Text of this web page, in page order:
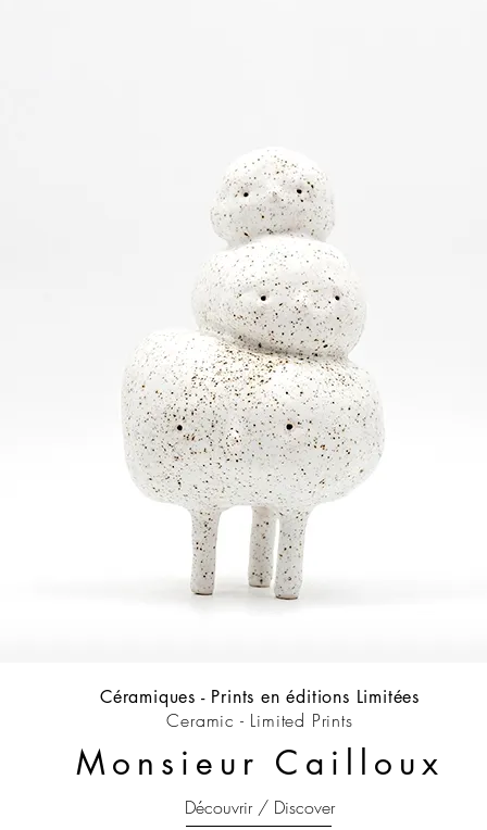
Céramiques - Prints en éditions Limitées
Ceramic - Limited Prints
Monsieur Cailloux
Découvrir / Discover